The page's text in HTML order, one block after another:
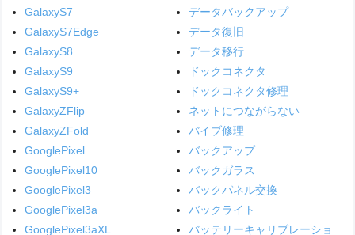
GalaxyS7
GalaxyS7Edge
GalaxyS8
GalaxyS9
GalaxyS9+
GalaxyZFlip
GalaxyZFold
GooglePixel
GooglePixel10
GooglePixel3
GooglePixel3a
GooglePixel3aXL
データバックアップ
データ復旧
データ移行
ドックコネクタ
ドックコネクタ修理
ネットにつながらない
バイブ修理
バックアップ
バックガラス
バックパネル交換
バックライト
バッテリーキャリブレーショ